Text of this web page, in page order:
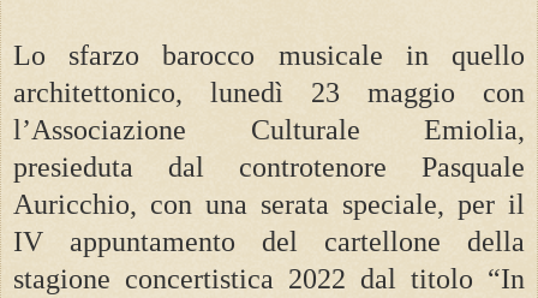
Lo sfarzo barocco musicale in quello
architettonico, lunedì 23 maggio con
l’Associazione Culturale Emiolia,
presieduta dal controtenore Pasquale
Auricchio, con una serata speciale, per il
IV appuntamento del cartellone della
stagione concertistica 2022 dal titolo “In